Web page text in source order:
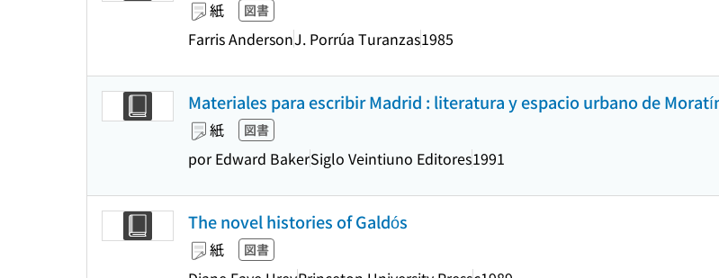
紙 図書
Farris AndersonJ. Porrúa Turanzas1985
Materiales para escribir Madrid : literatura y espacio urbano de
紙 図書
por Edward BakerSiglo Veintiuno Editores1991
The novel histories of Galdós
紙 図書